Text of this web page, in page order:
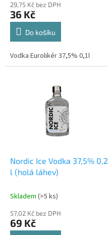
29,75 Kč bez DPH
36 Kč
Do košíku
Vodka Eurolikér 37,5% 0,1l
Nordic Ice Vodka 37,5% 0,2
l (holá láhev)
Skladem (>5 ks)
57,02 Kč bez DPH
69 Kč